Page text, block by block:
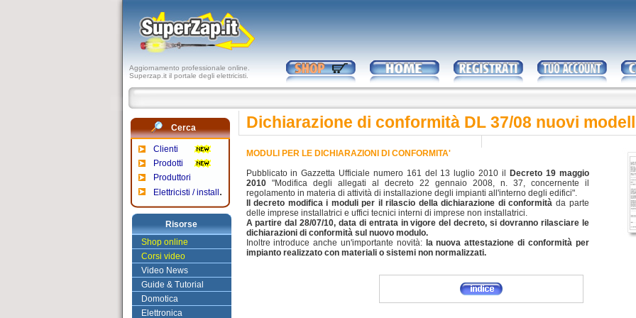
Aggiornamento professionale online.
Superzap.it il portale degli elettricisti.
Cerca
Clienti
Prodotti
Produttori
Elettricisti / install .
Risorse
Shop online
Corsi video
Video News
Guide & Tutorial
Domotica
Elettronica
Dichiarazione di conformità DL 37/08 nuovi
MODULI PER LE DICHIARAZIONI DI CONFORMITA'
Pubblicato in Gazzetta Ufficiale numero 161 del 13 luglio 2010 il
Decreto 19 maggio
2010"Modifica degli allegati al decreto 22 gennaio 2008, n. 37, concernente il
regolamento in materia di attività di installazione degli impianti all'interno degli edifici".
Il decreto modifica i moduli per il rilascio della dichiarazione di conformità da parte
delle imprese installatrici e uffici tecnici interni di imprese non installatrici.
A partire dal 28/07/10, data di entrata in vigore del decreto, si dovranno rilasciare le
dichiarazioni di conformità sul nuovo modulo.
Inoltre introduce anche un'importante novità:la nuova attestazione di conformità per
impianto realizzato con materiali o sistemi non normalizzati.